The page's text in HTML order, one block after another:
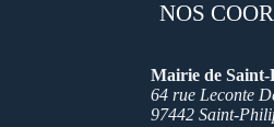
NOS
Mairie de
64 rue Leconte
97442 Saint-